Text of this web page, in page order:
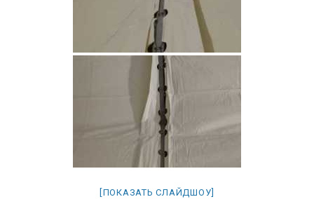
[ПОКАЗАТЬ СЛАЙДШОУ]